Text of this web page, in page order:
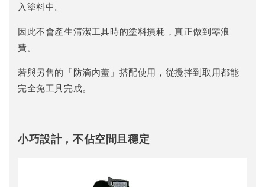
入塗料中。
因此不會產生清潔工具時的塗料損耗，真正做到零浪
費。
若與另售的「防滴內蓋」搭配使用，從攪拌到取用都能
完全免工具完成。
小巧設計，不佔空間且穩定